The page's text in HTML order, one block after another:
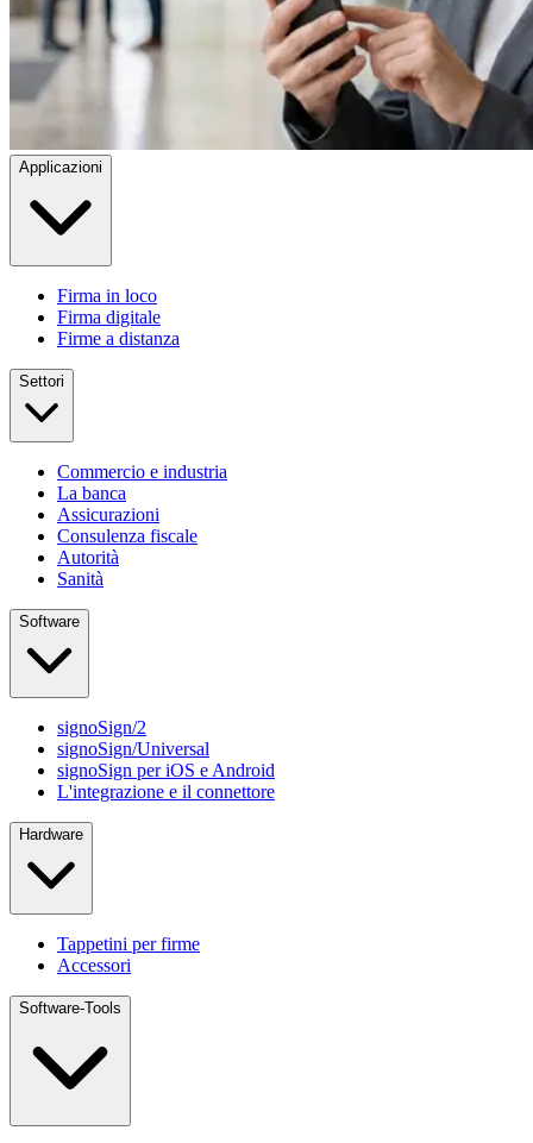
Applicazioni
Firma in loco
Firma digitale
Firme a distanza
Settori
Commercio e industria
La banca
Assicurazioni
Consulenza fiscale
Autorità
Sanità
Software
signoSign/2
signoSign/Universal
signoSign per iOS e Android
L'integrazione e il connettore
Hardware
Tappetini per firme
Accessori
Software-Tools